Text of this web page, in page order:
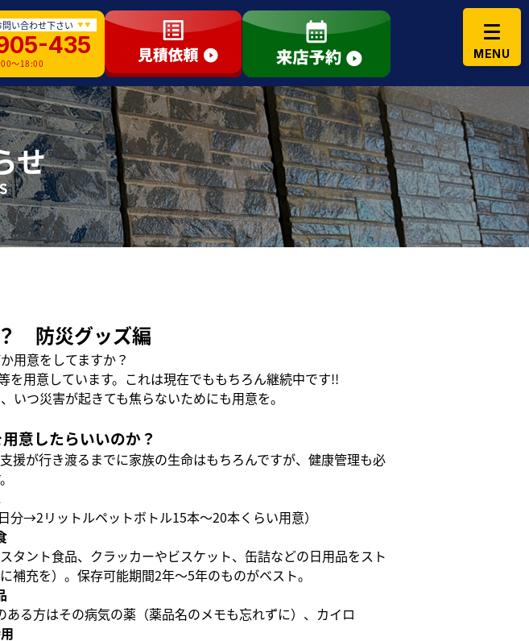
い合わせ下さい
435
〜18:00
せ
防災グッズ編
用意をしてますか？
用意しています。これは現在でももちろん継続中です!!
つ災害が起きても焦らないためにも用意を。
意したらいいのか？
援が行き渡るまでに家族の生命はもちろんですが、健康管理も必
→2リットルペットボトル15本～20本くらい用意）
タント食品、クラッカーやビスケット、缶詰などの日用品をスト
充を）。保存可能期間2年～5年のものがベスト。
る方はその病気の薬（薬品名のメモも忘れずに）、カイロ